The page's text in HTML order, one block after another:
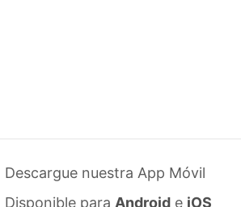
Descargue nuestra App Móvil
Disponible para Android e iOS